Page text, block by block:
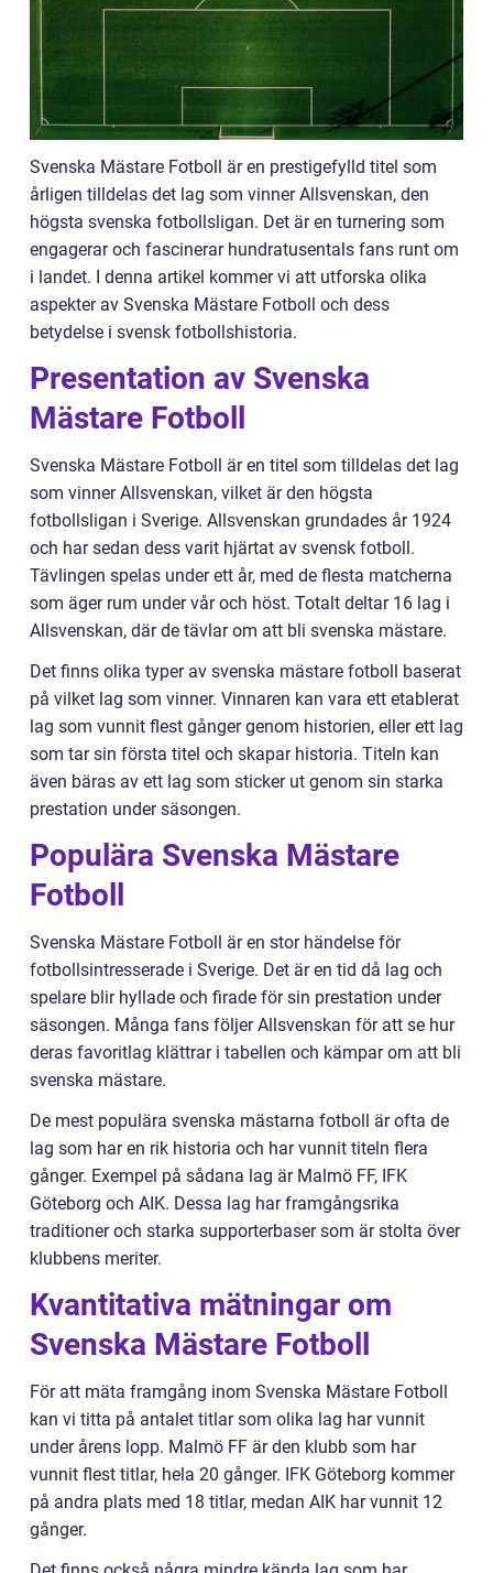
Svenska Mästare Fotboll är en prestigefylld titel som
årligen tilldelas det lag som vinner Allsvenskan, den
högsta svenska fotbollsligan. Det är en turnering som
engagerar och fascinerar hundratusentals fans runt om
i landet. I denna artikel kommer vi att utforska olika
aspekter av Svenska Mästare Fotboll och dess
betydelse i svensk fotbollshistoria.
Presentation av Svenska
Mästare Fotboll
Svenska Mästare Fotboll är en titel som tilldelas det lag
som vinner Allsvenskan, vilket är den högsta
fotbollsligan i Sverige. Allsvenskan grundades år 1924
och har sedan dess varit hjärtat av svensk fotboll.
Tävlingen spelas under ett år, med de flesta matcherna
som äger rum under vår och höst. Totalt deltar 16 lag i
Allsvenskan, där de tävlar om att bli svenska mästare.
Det finns olika typer av svenska mästare fotboll baserat
på vilket lag som vinner. Vinnaren kan vara ett etablerat
lag som vunnit flest gånger genom historien, eller ett lag
som tar sin första titel och skapar historia. Titeln kan
även bäras av ett lag som sticker ut genom sin starka
prestation under säsongen.
Populära Svenska Mästare
Fotboll
Svenska Mästare Fotboll är en stor händelse för
fotbollsintresserade i Sverige. Det är en tid då lag och
spelare blir hyllade och firade för sin prestation under
säsongen. Många fans följer Allsvenskan för att se hur
deras favoritlag klättrar i tabellen och kämpar om att bli
svenska mästare.
De mest populära svenska mästarna fotboll är ofta de
lag som har en rik historia och har vunnit titeln flera
gånger. Exempel på sådana lag är Malmö FF, IFK
Göteborg och AIK. Dessa lag har framgångsrika
traditioner och starka supporterbaser som är stolta över
klubbens meriter.
Kvantitativa mätningar om
Svenska Mästare Fotboll
För att mäta framgång inom Svenska Mästare Fotboll
kan vi titta på antalet titlar som olika lag har vunnit
under årens lopp. Malmö FF är den klubb som har
vunnit flest titlar, hela 20 gånger. IFK Göteborg kommer
på andra plats med 18 titlar, medan AIK har vunnit 12
gånger.